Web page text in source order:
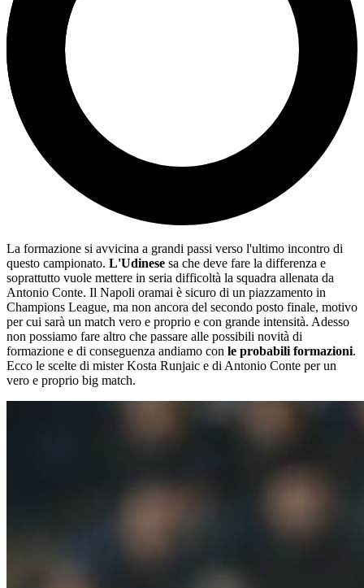
La formazione si avvicina a grandi passi verso l'ultimo incontro di
questo campionato. L'Udinese sa che deve fare la differenza e
soprattutto vuole mettere in seria difficoltà la squadra allenata da
Antonio Conte. Il Napoli oramai è sicuro di un piazzamento in
Champions League, ma non ancora del secondo posto finale, motivo
per cui sarà un match vero e proprio e con grande intensità. Adesso
non possiamo fare altro che passare alle possibili novità di
formazione e di conseguenza andiamo con le probabili formazioni.
Ecco le scelte di mister Kosta Runjaic e di Antonio Conte per un
vero e proprio big match.